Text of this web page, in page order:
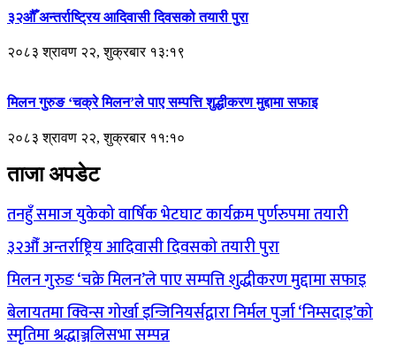
३२औँ अन्तर्राष्ट्रिय आदिवासी दिवसको तयारी पुरा
२०८३ श्रावण २२, शुक्रबार १३:१९
मिलन गुरुङ ‘चक्रे मिलन’ले पाए सम्पत्ति शुद्धीकरण मुद्दामा सफाइ
२०८३ श्रावण २२, शुक्रबार ११:१०
ताजा अपडेट
तनहुँ समाज युकेको वार्षिक भेटघाट कार्यक्रम पुर्णरुपमा तयारी
३२औँ अन्तर्राष्ट्रिय आदिवासी दिवसको तयारी पुरा
मिलन गुरुङ ‘चक्रे मिलन’ले पाए सम्पत्ति शुद्धीकरण मुद्दामा सफाइ
बेलायतमा क्विन्स गोर्खा इन्जिनियर्सद्वारा निर्मल पुर्जा ‘निम्सदाइ’को
स्मृतिमा श्रद्धाञ्जलिसभा सम्पन्न